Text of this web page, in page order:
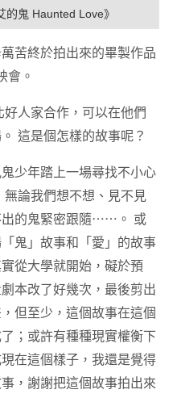
鬼 Haunted Love》
苦終於拍出來的畢製作品
會。
人家合作，可以在他們
這是個怎樣的故事呢？
少年踏上一場尋找不小心
論我們想不想、見不見
出的鬼緊密跟隨⋯⋯。 或
鬼」故事和「愛」的故事
從大學就開始，礙於預
本改了好幾次，最後剪出
但至少，這個故事在這個
；或許有種種現實權衡下
在這個樣子，我還是覺得
，謝謝把這個故事拍出來